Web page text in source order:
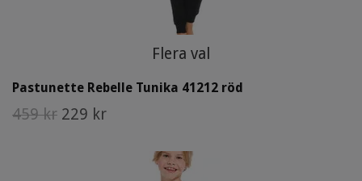
Flera val
Pastunette Rebelle Tunika 41212 röd
459 kr 229 kr